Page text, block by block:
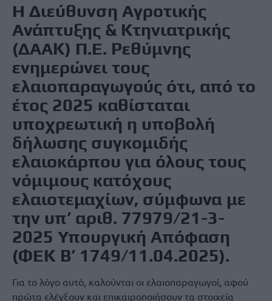
Η Διεύθυνση Αγροτικής
Ανάπτυξης & Κτηνιατρικής
(ΔΑΑΚ) Π.Ε. Ρεθύμνης
ενημερώνει τους
ελαιοπαραγωγούς ότι, από το
έτος 2025 καθίσταται
υποχρεωτική η υποβολή
δήλωσης συγκομιδής
ελαιοκάρπου για όλους τους
νόμιμους κατόχους
ελαιοτεμαχίων, σύμφωνα με
την υπ’ αριθ. 77979/21-3-
2025 Υπουργική Απόφαση
(ΦΕΚ Β’ 1749/11.04.2025).
Για το λόγο αυτό, καλούνται οι ελαιοπαραγωγοί, αφού
πρώτα ελέγξουν και επικαιροποιήσουν τα στοιχεία